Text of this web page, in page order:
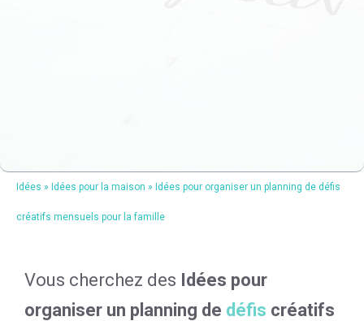
Idées » Idées pour la maison » Idées pour organiser un planning de défis
créatifs mensuels pour la famille
Vous cherchez des Idées pour
organiser un planning de défis créatifs